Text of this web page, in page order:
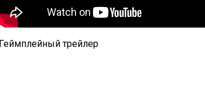
Геймплейный трейлер